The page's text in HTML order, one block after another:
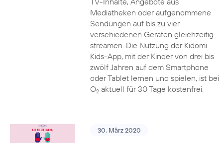
Mediatheken oder aufgenommene
Sendungen auf bis zu vier
verschiedenen Geräten gleichzeitig
streamen. Die Nutzung der Kidomi
Kids-App, mit der Kinder von drei bis
zwölf Jahren auf dem Smartphone
oder Tablet lernen und spielen, ist bei
O2aktuell für 30 Tage kostenfrei.
30. März 2020